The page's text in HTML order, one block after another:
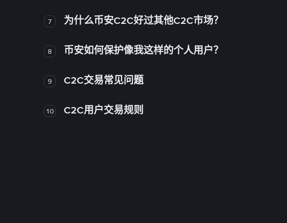
7 为什么币安C2C好过其他C2C市场？
8 币安如何保护像我这样的个人用户？
9 C2C交易常见问题
10 C2C用户交易规则